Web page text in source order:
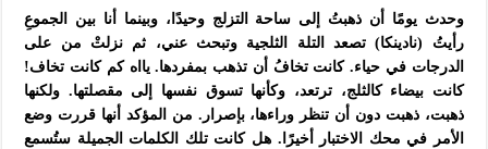
وحدث يومًا أن ذهبتُ إلى ساحة التزلج وحيدًا، وبينما أنا بين الجموعِ
رأيتُ (نادينكا) تصعد التلة الثلجية وتبحث عني، ثم نزلتْ من على
الدرجات في حياء. كانت تخافُ أن تذهب بمفردها. يااه كم كانت تخاف!
كانت بيضاء كالثلج، ترتعد، وكأنها تسوق نفسها إلى مقصلتها. ولكنها
ذهبت، ذهبت دون أن تنظر وراءها، بإصرار. من المؤكد أنها قررت وضع
الأمر في محك الاختبار أخيرًا. هل كانت تلك الكلمات الجميلة ستُسمع